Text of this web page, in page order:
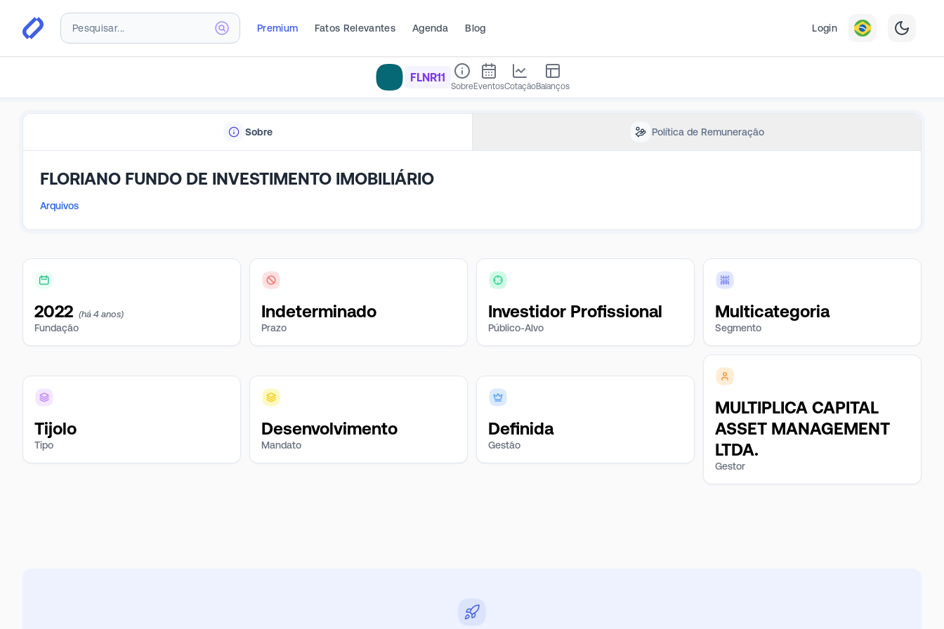
Premium Fatos Relevantes Agenda Blog Login
FLNR11
SobreEventosCotaçãoBalanços
Sobre Política de Remuneração
FLORIANO FUNDO DE INVESTIMENTO IMOBILIÁRIO
Arquivos
2022 (há 4 anos)
Fundação
Indeterminado
Prazo
Investidor Profissional
Público-Alvo
Multicategoria
Segmento
Tijolo
Tipo
Desenvolvimento
Mandato
Definida
Gestão
MULTIPLICA CAPITAL
ASSET MANAGEMENT
LTDA.
Gestor